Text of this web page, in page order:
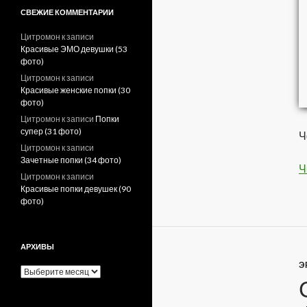
СВЕЖИЕ КОММЕНТАРИИ
Цитромон к записи
Красивые ЭМО девушки (53
фото)
Цитромон к записи
Красивые женские попки (30
фото)
Цитромон к записи Попки
супер (31 фото)
Цитромон к записи
Зачетные попки (34 фото)
Цитромон к записи
Красивые попки девушек (90
фото)
АРХИВЫ
А